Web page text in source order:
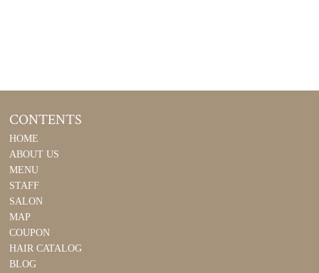
CONTENTS
HOME
ABOUT US
MENU
STAFF
SALON
MAP
COUPON
HAIR CATALOG
BLOG